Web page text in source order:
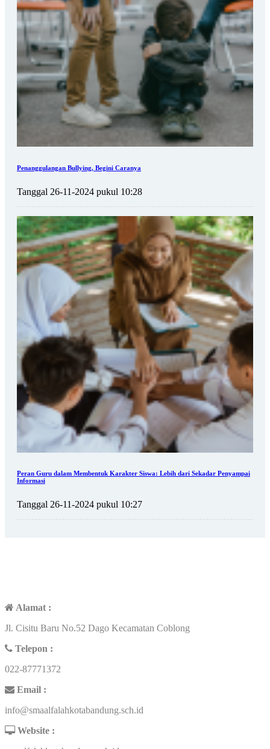
Penanggulangan Bullying, Begini Caranya
Tanggal 26-11-2024 pukul 10:28
Peran Guru dalam Membentuk Karakter Siswa: Lebih dari Sekadar Penyampai
Informasi
Tanggal 26-11-2024 pukul 10:27
Alamat :
Jl. Cisitu Baru No.52 Dago Kecamatan Coblong
Telepon :
022-87771372
Email :
info@smaalfalahkotabandung.sch.id
Website :